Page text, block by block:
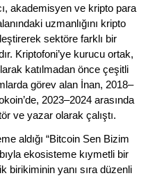
akademisyen ve kripto para
uzmanlığını kripto
sektöre farklı bir
Kriptofoni’ye kurucu ortak,
katılmadan önce çeşitli
görev alan İnan, 2018–
2023–2024 arasında
ve yazar olarak çalıştı.
aldığı “Bitcoin Sen Bizim
ekosisteme kıymetli bir
birikiminin yanı sıra düzenli